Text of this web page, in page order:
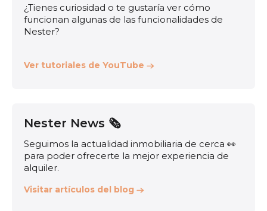
¿Tienes curiosidad o te gustaría ver cómo
funcionan algunas de las funcionalidades de
Nester?
Ver tutoriales de YouTube
Nester News 🗞️
Seguimos la actualidad inmobiliaria de cerca 👀
para poder ofrecerte la mejor experiencia de
alquiler.
Visitar artículos del blog